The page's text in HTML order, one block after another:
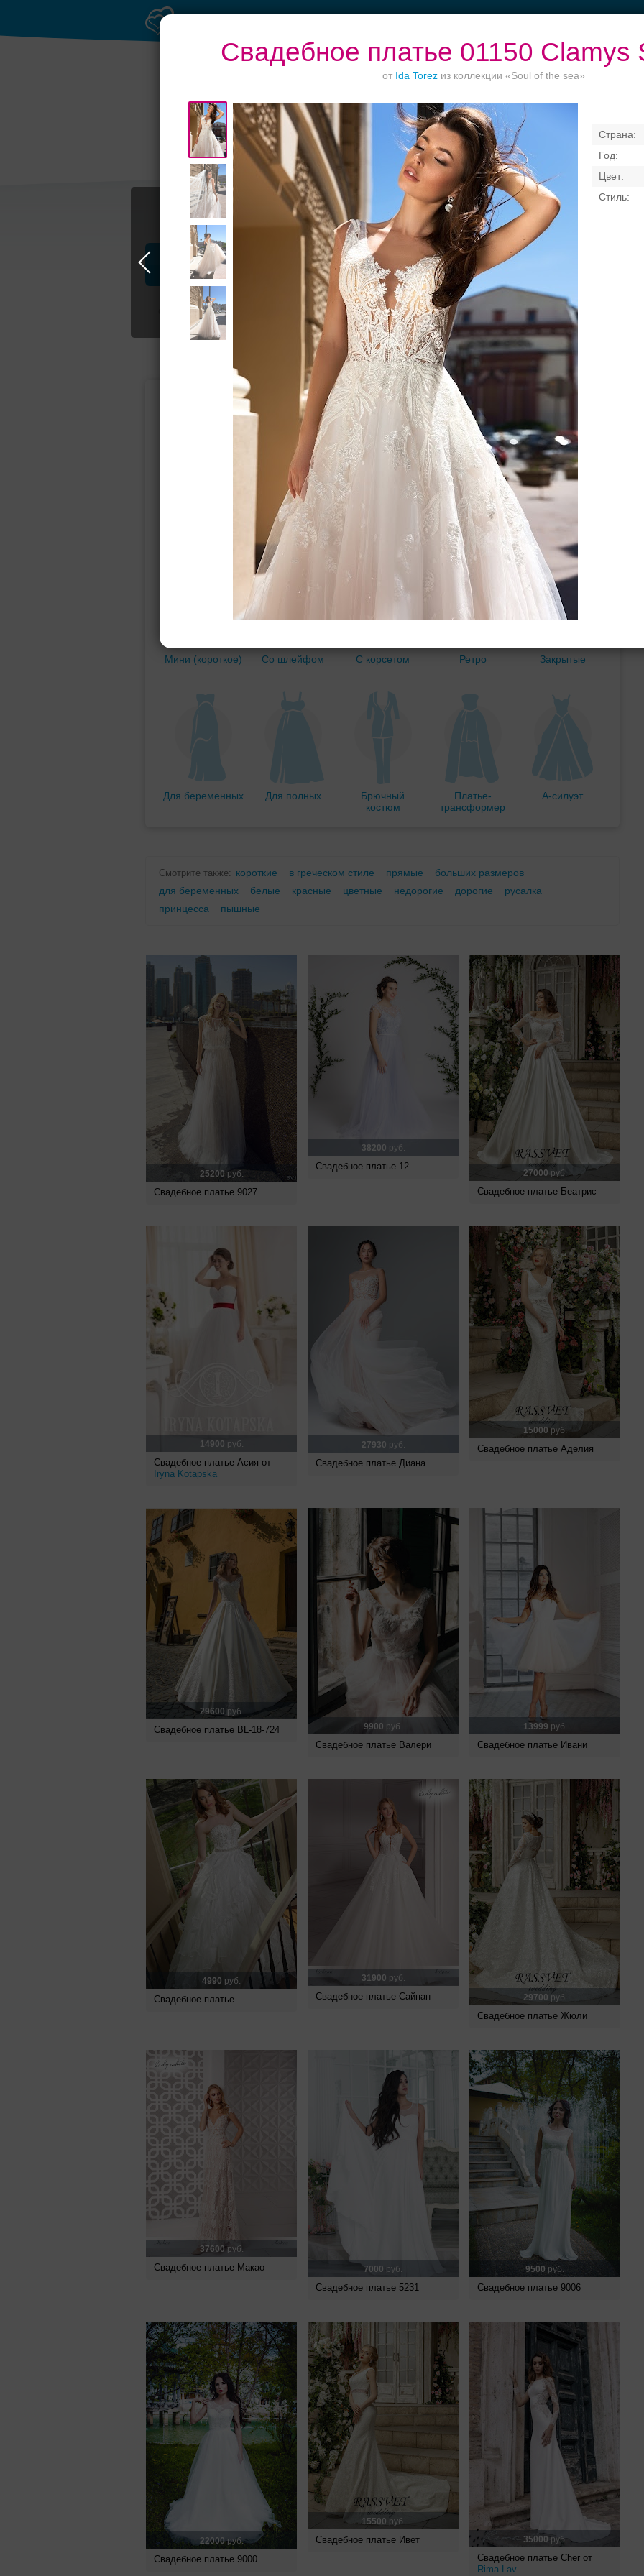
Свадебное платье 01150 Clamys
от Ida Torez из коллекции «Soul of the sea»
Торжества за
городом
Ваш безупречный
образ
Профессионалы и услуги Свадебные платья Банкет
Свадьба в Москве Свадебные платья
Подбор свадебного платья
По стилю
Прямое Принцесса
Мини (короткое) Со шлейфом С корсетом Ретро Закрытые
Для беременных Для полных
Брючный
костюм
Платье-
трансформер
А-силуэт
Смотрите также: короткие в греческом стиле прямые
больших размеров
для беременных
белые красные цветные недорогие дорогие
русалка
принцесса
пышные
25200 руб.
Свадебное платье 9027
38200 руб.
Свадебное платье 12
27000 руб.
Свадебное платье Беатрис
14900 руб.
Свадебное платье Асия от
Iryna Kotapska
27930 руб.
Свадебное платье Диана
15000руб.
Свадебное платье Аделия
29600 руб.
Свадебное платье BL-18-724 9900 руб.
Свадебное платье Валери
13999 руб.
Свадебное платье Ивани
4990 руб.
Свадебное платье
31900 руб.
Свадебное платье Сайпан 29700 руб.
Свадебное платье Жюли
37600руб.
Свадебное платье Макао 7000 руб.
Свадебное платье 5231
9500 руб.
Свадебное платье 9006
22000руб.
Свадебное платье 9000
15500 руб.
Свадебное платье Ивет 35000руб.
Свадебное платье Cher от
Rima Lav